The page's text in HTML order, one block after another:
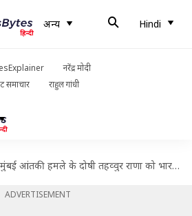
अन्य Hindi
नरेंद्र मोदी
समाचार राहुल गांधी
मुंबई आंतकी हमले के दोषी तहव्वुर राणा को भारत लाया गया, कैसे हैं सुरक्षा के इंतजाम?
ADVERTISEMENT